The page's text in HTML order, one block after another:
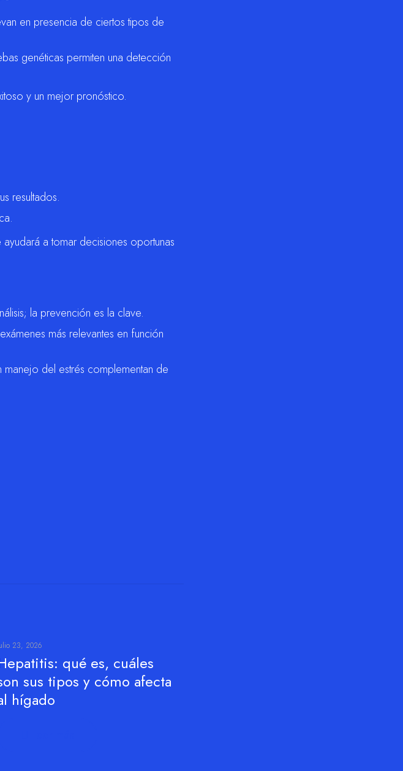
en presencia de ciertos tipos de
genéticas permiten una detección
y un mejor pronóstico.
resultados.
a tomar decisiones oportunas
la prevención es la clave.
más relevantes en función
manejo del estrés complementan de
23, 2026
qué es, cuáles
sus tipos y cómo afecta
hígado